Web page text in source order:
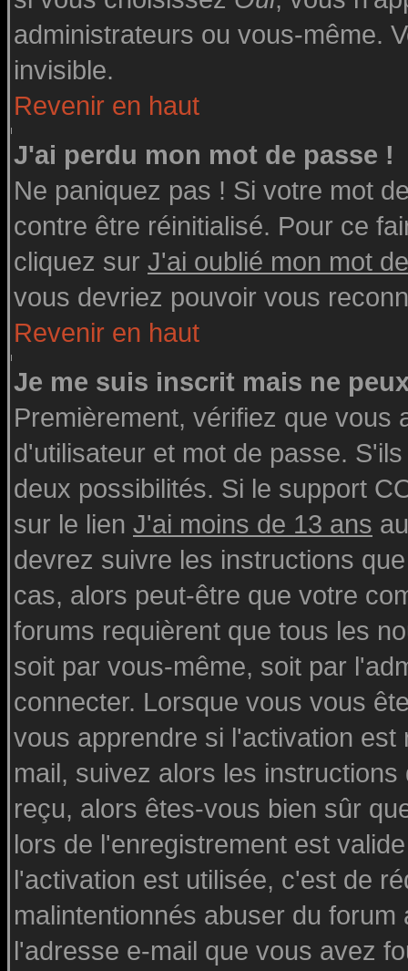
administrateurs ou vous-même.
invisible.
Revenir en haut
J'ai perdu mon mot de passe !
Ne paniquez pas ! Si votre mot
contre être réinitialisé. Pour ce
cliquez sur J'ai oublié mon mot
vous devriez pouvoir vous
Revenir en haut
Je me suis inscrit mais ne
Premièrement, vérifiez que
d'utilisateur et mot de passe.
deux possibilités. Si le support
sur le lien J'ai moins de 13 ans
devrez suivre les instructions
cas, alors peut-être que votre
forums requièrent que tous les
soit par vous-même, soit par
connecter. Lorsque vous vous
vous apprendre si l'activation
mail, suivez alors les
reçu, alors êtes-vous bien sûr
lors de l'enregistrement est
l'activation est utilisée, c'est de
malintentionnés abuser du
l'adresse e-mail que vous avez